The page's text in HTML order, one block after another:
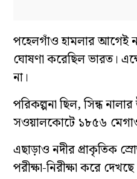
পহেলগাঁও হামলার আগেই
ঘোষণা করেছিল ভারত।
না।
পরিকল্পনা ছিল, সিন্ধ
সওয়ালকোটে ১৮৫৬
এছাড়াও নদীর প্রাকৃতিক
পরীক্ষা-নিরীক্ষা করে